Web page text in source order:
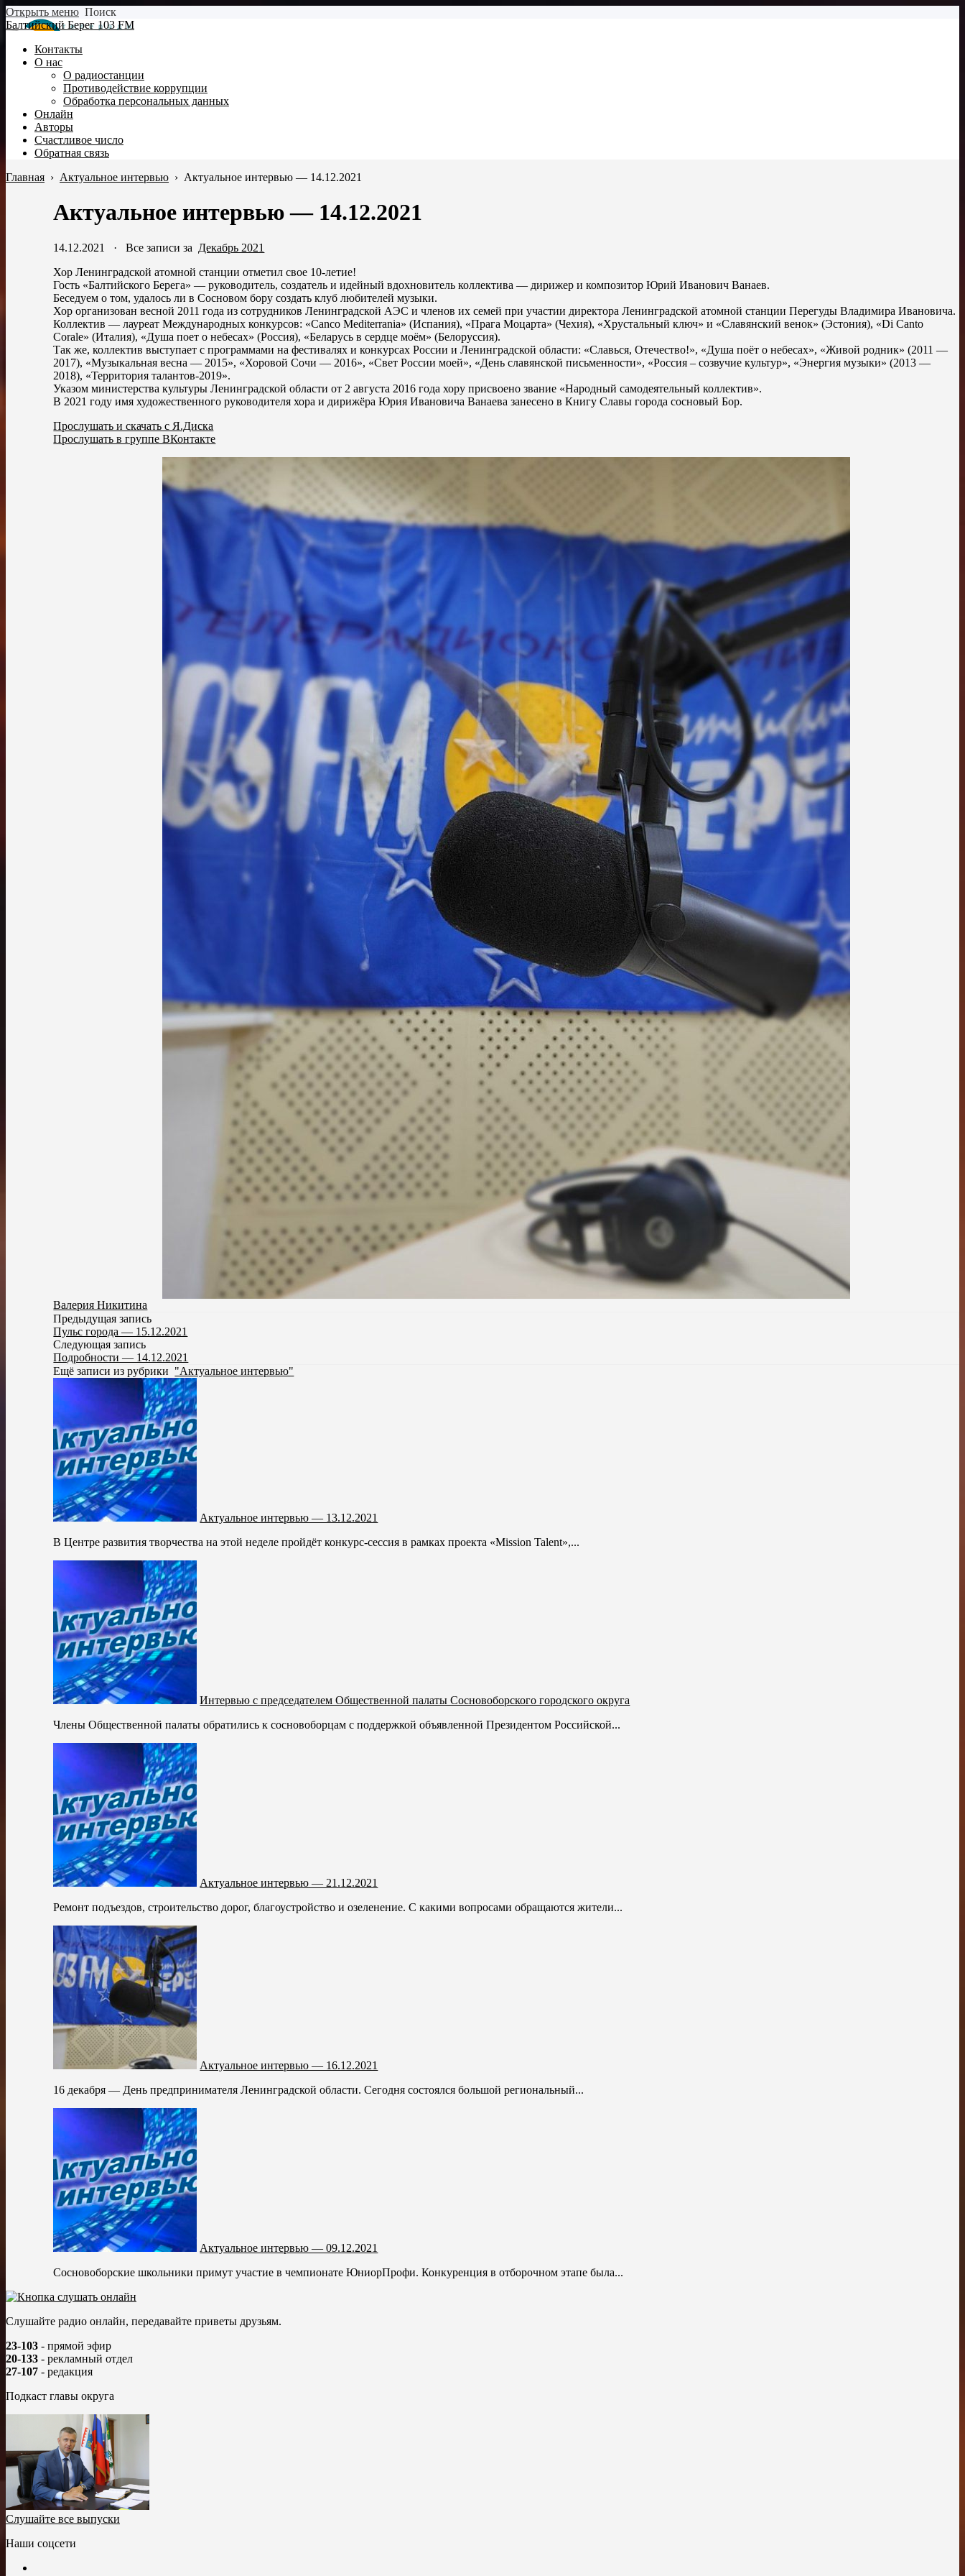
Открыть меню Поиск
Балтийский Берег 103 FM
Контакты
О нас
О радиостанции
Противодействие коррупции
Обработка персональных данных
Онлайн
Авторы
Счастливое число
Обратная связь
Главная › Актуальное интервью › Актуальное интервью — 14.12.2021
Актуальное интервью — 14.12.2021
14.12.2021 ·Все записи за Декабрь 2021
Хор Ленинградской атомной станции отметил свое 10-летие!
Гость «Балтийского Берега» — руководитель, создатель и идейный вдохновитель коллектива — дирижер и композитор Юрий Иванович Ванаев.
Беседуем о том, удалось ли в Сосновом бору создать клуб любителей музыки.
Хор организован весной 2011 года из сотрудников Ленинградской АЭС и членов их семей при участии директора Ленинградской атомной станции Перегуды Владимира Ивановича.
Коллектив — лауреат Международных конкурсов: «Canco Mediterrania» (Испания), «Прага Моцарта» (Чехия), «Хрустальный ключ» и «Славянский венок» (Эстония), «Di Canto
Corale» (Италия), «Душа поет о небесах» (Россия), «Беларусь в сердце моём» (Белоруссия).
Так же, коллектив выступает с программами на фестивалях и конкурсах России и Ленинградской области: «Славься, Отечество!», «Душа поёт о небесах», «Живой родник» (2011 —
2017), «Музыкальная весна — 2015», «Хоровой Сочи — 2016», «Свет России моей», «День славянской письменности», «Россия – созвучие культур», «Энергия музыки» (2013 —
2018), «Территория талантов-2019».
Указом министерства культуры Ленинградской области от 2 августа 2016 года хору присвоено звание «Народный самодеятельный коллектив».
В 2021 году имя художественного руководителя хора и дирижёра Юрия Ивановича Ванаева занесено в Книгу Славы города сосновый Бор.
Прослушать и скачать с Я.Диска
Прослушать в группе ВКонтакте
Валерия Никитина
Предыдущая запись
Пульс города — 15.12.2021
Следующая запись
Подробности — 14.12.2021
Ещё записи из рубрики "Актуальное интервью"
Актуальное интервью — 13.12.2021
В Центре развития творчества на этой неделе пройдёт конкурс-сессия в рамках проекта «Mission Talеnt»,...
Интервью с председателем Общественной палаты Сосновоборского городского округа
Члены Общественной палаты обратились к сосновоборцам с поддержкой объявленной Президентом Российской...
Актуальное интервью — 21.12.2021
Ремонт подъездов, строительство дорог, благоустройство и озеленение. С какими вопросами обращаются жители...
Актуальное интервью — 16.12.2021
16 декабря — День предпринимателя Ленинградской области. Сегодня состоялся большой региональный...
Актуальное интервью — 09.12.2021
Сосновоборские школьники примут участие в чемпионате ЮниорПрофи. Конкуренция в отборочном этапе была...
Слушайте радио онлайн, передавайте приветы друзьям.
23-103 - прямой эфир
20-133 - рекламный отдел
27-107 - редакция
Подкаст главы округа
Слушайте все выпуски
Наши соцсети